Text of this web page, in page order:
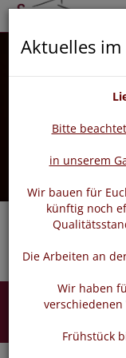
zurück
Aktuelles im
Bitte
in unserem
Wir bauen für
künftig noch
Die Arbeiten an
Wir haben
Frühstück